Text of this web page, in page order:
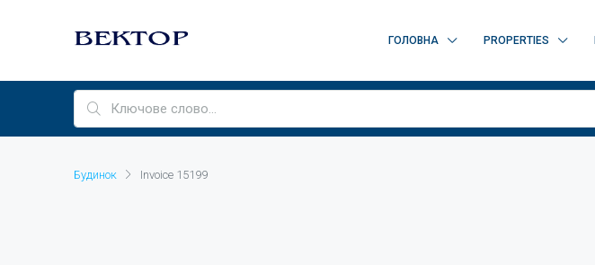
ГОЛОВНА PROPERTIES
Будинок Invoice 15199